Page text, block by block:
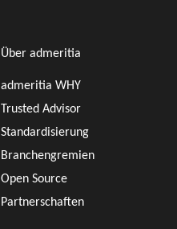
Über admeritia
admeritia WHY
Trusted Advisor
Standardisierung
Branchengremien
Open Source
Partnerschaften